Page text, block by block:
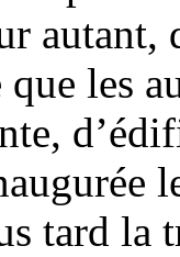
autant,
les
tard la